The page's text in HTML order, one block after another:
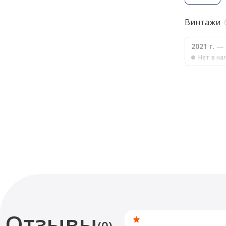
Винтажи
2021 г. —
Нет в